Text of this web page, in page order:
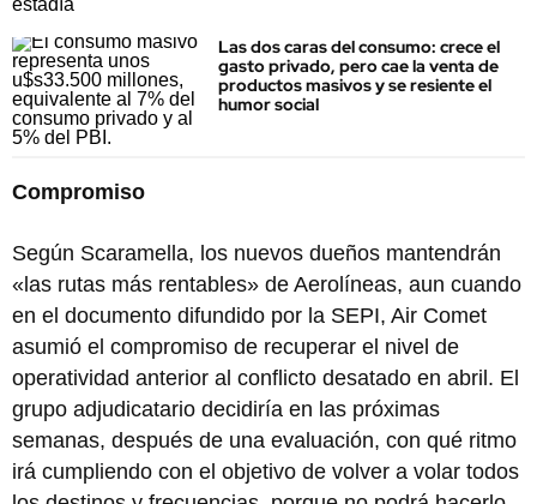
Las dos caras del consumo: crece el
gasto privado, pero cae la venta de
productos masivos y se resiente el
humor social
Compromiso
Según Scaramella, los nuevos dueños mantendrán
«las rutas más rentables» de Aerolíneas, aun cuando
en el documento difundido por la SEPI, Air Comet
asumió el compromiso de recuperar el nivel de
operatividad anterior al conflicto desatado en abril. El
grupo adjudicatario decidiría en las próximas
semanas, después de una evaluación, con qué ritmo
irá cumpliendo con el objetivo de volver a volar todos